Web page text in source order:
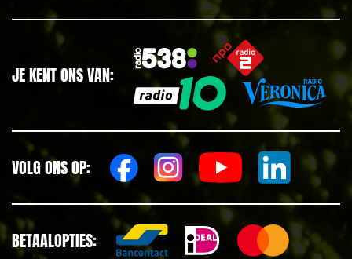
JE KENT ONS VAN:
VOLG ONS OP:
BETAALOPTIES: